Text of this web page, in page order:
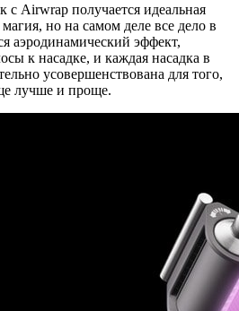
с Airwrap получается идеальная
но на самом деле все дело в
аэродинамический эффект,
к насадке, и каждая насадка в
усовершенствована для того,
лучше и проще.